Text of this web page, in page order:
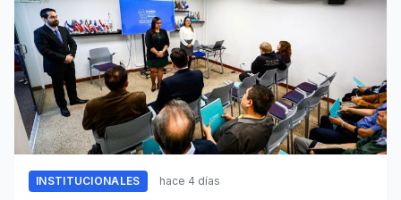
INSTITUCIONALES hace 4 días